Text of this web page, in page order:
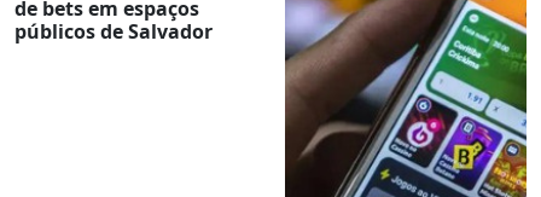
de bets em espaços
públicos de Salvador